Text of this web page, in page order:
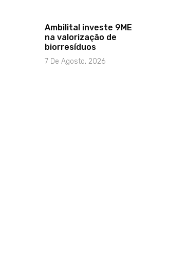
Ambilital investe 9ME
na valorização de
biorresíduos
7 De Agosto, 2026